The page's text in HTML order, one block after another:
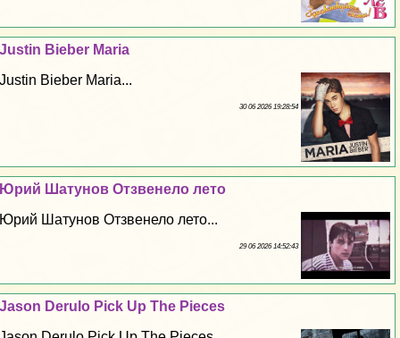
Justin Bieber Maria
Justin Bieber Maria...
30 06 2026 19:28:54
Юрий Шатунов Отзвенело лето
Юрий Шатунов Отзвенело лето...
29 06 2026 14:52:43
Jason Derulo Pick Up The Pieces